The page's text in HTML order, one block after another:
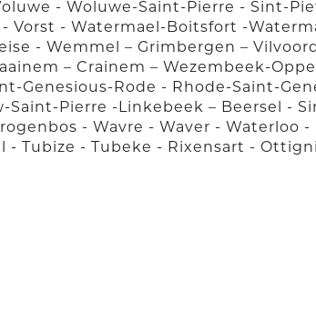
- Woluwe-Saint-Pierre - Sint-
Vorst - Watermael-Boitsfort -
- Wemmel – Grimbergen –
– Crainem – Wezembeek-
Genesious-Rode - Rhode-Saint-
Saint-Pierre -Linkebeek – Beersel -
- Wavre - Waver - Waterloo
- Tubize - Tubeke - Rixensart -